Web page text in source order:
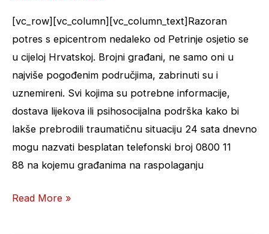
[vc_row][vc_column][vc_column_text]Razoran
potres s epicentrom nedaleko od Petrinje osjetio se
u cijeloj Hrvatskoj. Brojni građani, ne samo oni u
najviše pogođenim područjima, zabrinuti su i
uznemireni. Svi kojima su potrebne informacije,
dostava lijekova ili psihosocijalna podrška kako bi
lakše prebrodili traumatičnu situaciju 24 sata dnevno
mogu nazvati besplatan telefonski broj 0800 11
88 na kojemu građanima na raspolaganju
je
potrebna
podrška
Read More »